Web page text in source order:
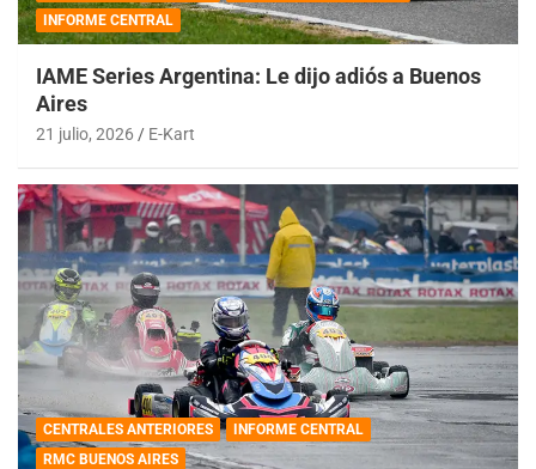
INFORME CENTRAL
IAME Series Argentina: Le dijo adiós a Buenos
Aires
21 julio, 2026 E-Kart
CENTRALES ANTERIORES
INFORME CENTRAL
RMC BUENOS AIRES